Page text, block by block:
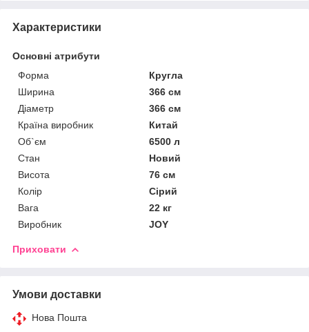
Характеристики
Основні атрибути
Форма
Кругла
Ширина
366 см
Діаметр
366 см
Країна виробник
Китай
Об`єм
6500 л
Стан
Новий
Висота
76 см
Колір
Сірий
Вага
22 кг
Виробник
JOY
Приховати
Умови доставки
Нова Пошта